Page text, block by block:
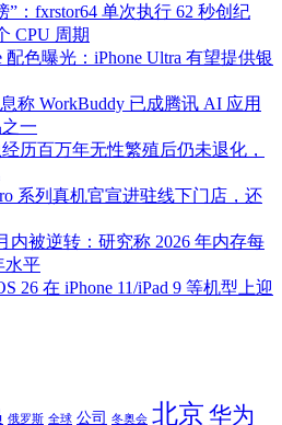
”：fxrstor64 单次执行 62 秒创纪
CPU 周期
配色曝光：iPhone Ultra 有望提供银
称 WorkBuddy 已成腾讯 AI 应用
一
历百万年无性繁殖后仍未退化，
系列真机官宣进驻线下门店，还
内被逆转：研究称 2026 年内存每
水平
26 在 iPhone 11/iPad 9 等机型上迎
俄罗斯 全球 公司 冬奥会 北京 华为